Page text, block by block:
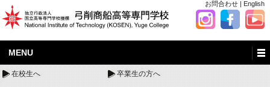
お問合わせ | English
MENU
在校生へ 卒業生の方へ